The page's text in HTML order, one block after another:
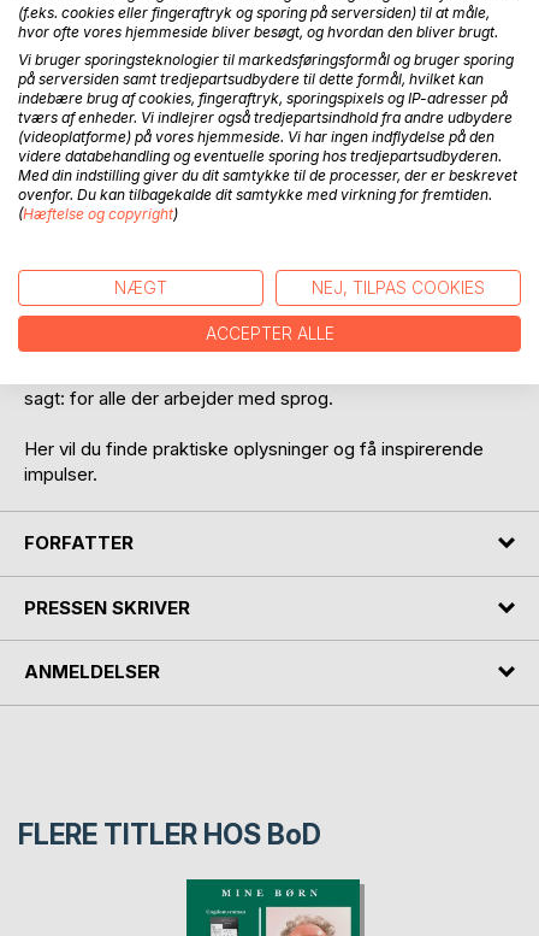
Anmeld titel
BESKRIVELSE
Denne bog indeholder ca. 1600 ordsprog og faste
ORDSPROG OG VENDINGER PÅ FIRE SPROG er et nyttigt
sagt: for alle der arbejder med sprog.
Her vil du finde praktiske oplysninger og få inspirerende
impulser.
FORFATTER
PRESSEN SKRIVER
ANMELDELSER
FLERE TITLER HOS BoD
(f.eks. cookies eller fingeraftryk og sporing på serversiden) til at måle,
hvor ofte vores hjemmeside bliver besøgt, og hvordan den bliver brugt.
Vi bruger sporingsteknologier til markedsføringsformål og bruger sporing
på serversiden samt tredjepartsudbydere til dette formål, hvilket kan
indebære brug af cookies, fingeraftryk, sporingspixels og IP-adresser på
tværs af enheder. Vi indlejrer også tredjepartsindhold fra andre udbydere
(videoplatforme) på vores hjemmeside. Vi har ingen indflydelse på den
videre databehandling og eventuelle sporing hos tredjepartsudbyderen.
Med din indstilling giver du dit samtykke til de processer, der er beskrevet
ovenfor. Du kan tilbagekalde dit samtykke med virkning for fremtiden.
(Hæftelse og copyright)
NÆGT NEJ, TILPAS COOKIES
ACCEPTER ALLE